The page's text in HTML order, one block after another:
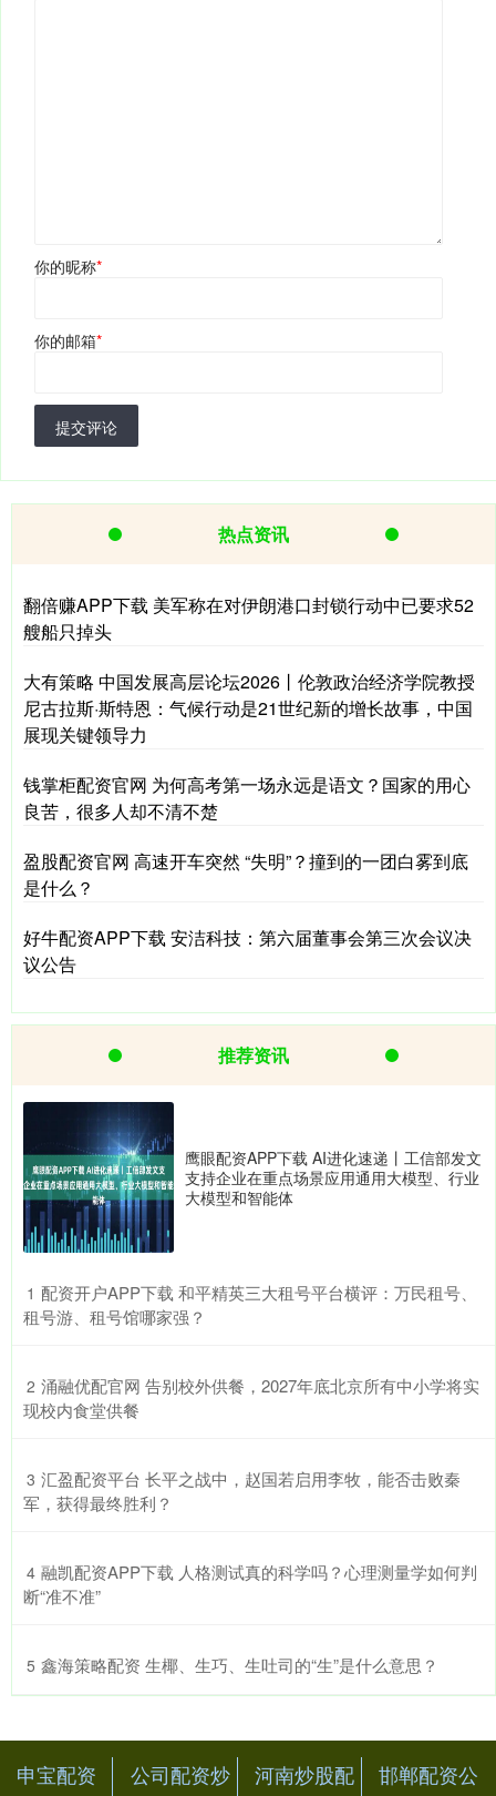
你的昵称*
你的邮箱*
提交评论
热点资讯
翻倍赚APP下载 美军称在对伊朗港口封锁行动中已要求52
艘船只掉头
大有策略 中国发展高层论坛2026丨伦敦政治经济学院教授
尼古拉斯·斯特恩：气候行动是21世纪新的增长故事，中国
展现关键领导力
钱掌柜配资官网 为何高考第一场永远是语文？国家的用心
良苦，很多人却不清不楚
盈股配资官网 高速开车突然 “失明”？撞到的一团白雾到底
是什么？
好牛配资APP下载 安洁科技：第六届董事会第三次会议决
议公告
推荐资讯
鹰眼配资APP下载 AI进化速递丨工信部发文
支持企业在重点场景应用通用大模型、行业
大模型和智能体
1 ​配资开户APP下载 和平精英三大租号平台横评：万民租号、
租号游、租号馆哪家强？
2 ​涌融优配官网 告别校外供餐，2027年底北京所有中小学将实
现校内食堂供餐
3 ​汇盈配资平台 长平之战中，赵国若启用李牧，能否击败秦
军，获得最终胜利？
4 ​融凯配资APP下载 人格测试真的科学吗？心理测量学如何判
断“准不准”
5 ​鑫海策略配资 生椰、生巧、生吐司的“生”是什么意思？
申宝配资
公司配资炒
河南炒股配
邯郸配资公